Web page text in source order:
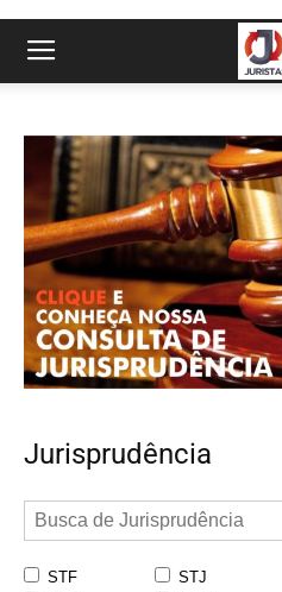
Jurisprudência
STF STJ